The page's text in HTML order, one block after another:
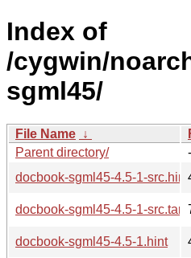
Index of
/cygwin/
sgml45/
File Name ↓
Parent directory/
-
docbook-sgml45-4.5-1-src.hint
docbook-sgml45-4.5-1-
docbook-sgml45-4.5-1.hint